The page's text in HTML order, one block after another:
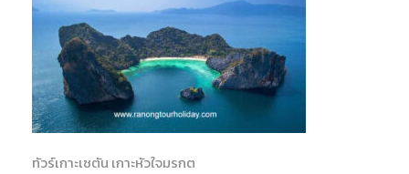
ทัวร์เกาะเซตัน เกาะหัวใจมรกต